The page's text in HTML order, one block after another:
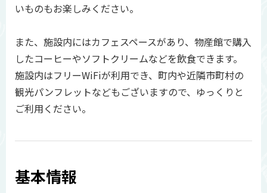
いものもお楽しみください。
また、施設内にはカフェスペースがあり、物産館で購入
したコーヒーやソフトクリームなどを飲食できます。
施設内はフリーWiFiが利用でき、町内や近隣市町村の
観光パンフレットなどもございますので、ゆっくりと
ご利用ください。
基本情報